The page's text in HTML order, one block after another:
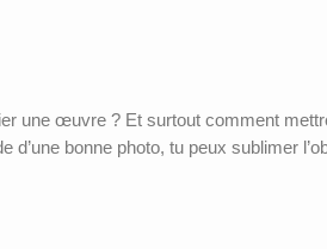
une œuvre ? Et surtout comment
bonne photo, tu peux sublimer